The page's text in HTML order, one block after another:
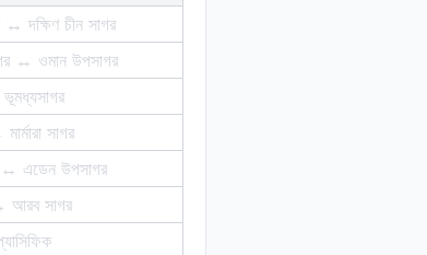
↔ দক্ষিণ চীন সাগর
↔ ওমান উপসাগর
সাগর
↔ এডেন উপসাগর
আরব সাগর